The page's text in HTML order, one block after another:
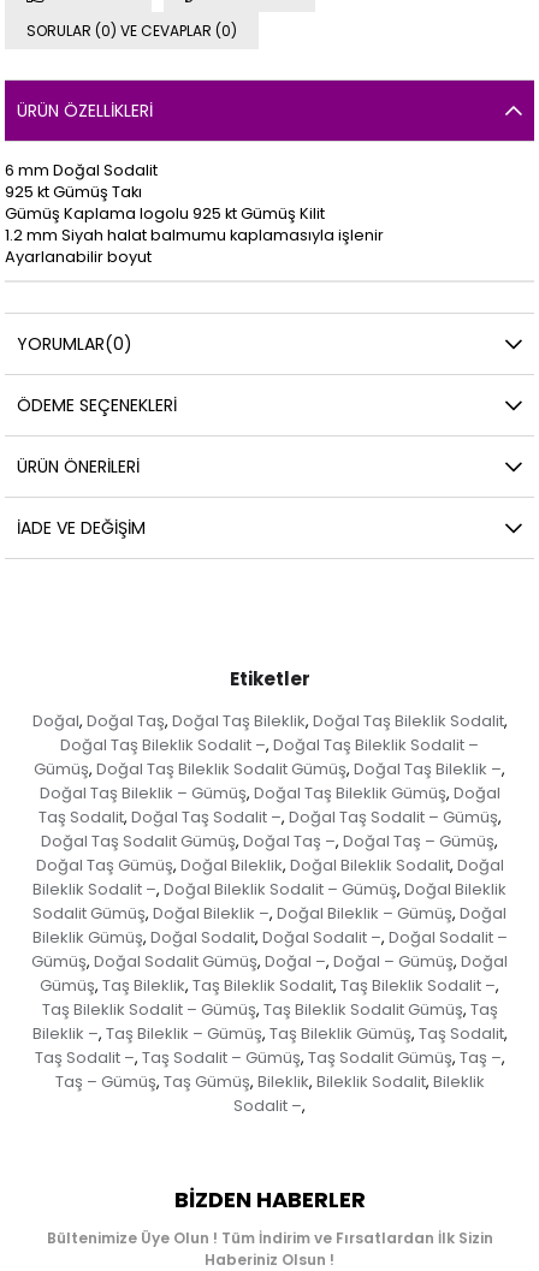
SORULAR (0) VE CEVAPLAR (0)
ÜRÜN ÖZELLIKLERI
6 mm Doğal Sodalit
925 kt Gümüş Takı
Gümüş Kaplama logolu 925 kt Gümüş Kilit
1.2 mm Siyah halat balmumu kaplamasıyla işlenir
Ayarlanabilir boyut
YORUMLAR(0)
ÖDEME SEÇENEKLERI
ÜRÜN ÖNERILERI
İADE VE DEĞIŞIM
Etiketler
Doğal, Doğal Taş, Doğal Taş Bileklik, Doğal Taş Bileklik Sodalit,
Doğal Taş Bileklik Sodalit –, Doğal Taş Bileklik Sodalit –
Gümüş, Doğal Taş Bileklik Sodalit Gümüş, Doğal Taş Bileklik –,
Doğal Taş Bileklik – Gümüş, Doğal Taş Bileklik Gümüş, Doğal
Taş Sodalit, Doğal Taş Sodalit –, Doğal Taş Sodalit – Gümüş,
Doğal Taş Sodalit Gümüş, Doğal Taş –, Doğal Taş – Gümüş,
Doğal Taş Gümüş, Doğal Bileklik, Doğal Bileklik Sodalit, Doğal
Bileklik Sodalit –, Doğal Bileklik Sodalit – Gümüş, Doğal Bileklik
Sodalit Gümüş, Doğal Bileklik –, Doğal Bileklik – Gümüş, Doğal
Bileklik Gümüş, Doğal Sodalit, Doğal Sodalit –, Doğal Sodalit –
Gümüş, Doğal Sodalit Gümüş, Doğal –, Doğal – Gümüş, Doğal
Gümüş, Taş Bileklik, Taş Bileklik Sodalit, Taş Bileklik Sodalit –,
Taş Bileklik Sodalit – Gümüş, Taş Bileklik Sodalit Gümüş, Taş
Bileklik –, Taş Bileklik – Gümüş, Taş Bileklik Gümüş, Taş Sodalit,
Taş Sodalit –, Taş Sodalit – Gümüş, Taş Sodalit Gümüş, Taş –,
Taş – Gümüş, Taş Gümüş, Bileklik, Bileklik Sodalit, Bileklik
Sodalit –,
BIZDEN HABERLER
Bültenimize Üye Olun ! Tüm İndirim ve Fırsatlardan İlk Sizin
Haberiniz Olsun !